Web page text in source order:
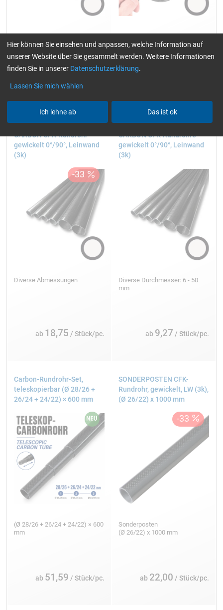
8 - 14 mm
ab5,37/ Stück/pc.
CARBON CFK-Rundrohr
gewickelt 0°/90°, Leinwand
(3k)
Diverse Abmessungen
ab 18,75 / Stück/pc.
CARBON CFK-Rundrohre
gewickelt 0°/90°, Leinwand
(3k)
Diverse Durchmesser: 6 - 50
mm
ab 9,27 / Stück/pc.
Carbon-Rundrohr-Set,
teleskopierbar (Ø 28/26 +
26/24 + 24/22) × 600 mm
(Ø 28/26 + 26/24 + 24/22) × 600
mm
ab 51,59 / Stück/pc.
SONDERPOSTEN CFK-
Rundrohr, gewickelt, LW (3k),
(Ø 26/22) x 1000 mm
Sonderposten
(Ø 26/22) x 1000 mm
ab 22,00 / Stück/pc.
Hier können Sie einsehen und anpassen, welche Information auf
unserer Website über Sie gesammelt werden. Weitere Informationen
finden Sie in unserer Datenschutzerklärung.
Lassen Sie mich wählen
Ich lehne ab Das ist ok